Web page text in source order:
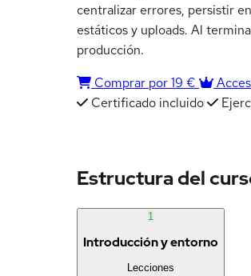
centralizar errores, persistir
estáticos y uploads. Al
producción.
Comprar por 19 €
Certificado incluido
Estructura del
1
Introducción y entorno
Lecciones